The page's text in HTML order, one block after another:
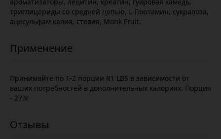
триглицериды со средней цепью, L-Глютамин, сукралоза,
ацесульфам калия, стевия, Monk Fruit.
Принимайте по 1-2 порции R1 LBS в зависимости от
ваших потребностей в дополнительных калориях. Порция
- 273г